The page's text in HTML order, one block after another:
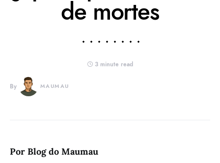
de mortes
3 minute read
By MAUMAU
Por Blog do Maumau